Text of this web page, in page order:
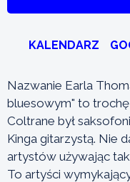
KALENDARZ
Nazwanie Earla
bluesowym" to
Coltrane był
Kinga gitarzystą. Nie
artystów używając
To artyści